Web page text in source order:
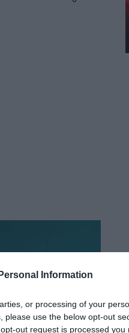
Information
or processing of your
please use the below opt-out
out request is processed you